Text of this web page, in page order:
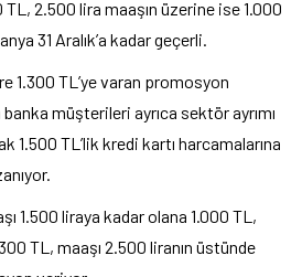
2.500 lira maaşın üzerine ise 1.000
31 Aralık’a kadar geçerli.
1.300 TL’ye varan promosyon
müşterileri ayrıca sektör ayrımı
1.500 TL’lik kredi kartı harcamalarına
1.500 liraya kadar olana 1.000 TL,
TL, maaşı 2.500 liranın üstünde